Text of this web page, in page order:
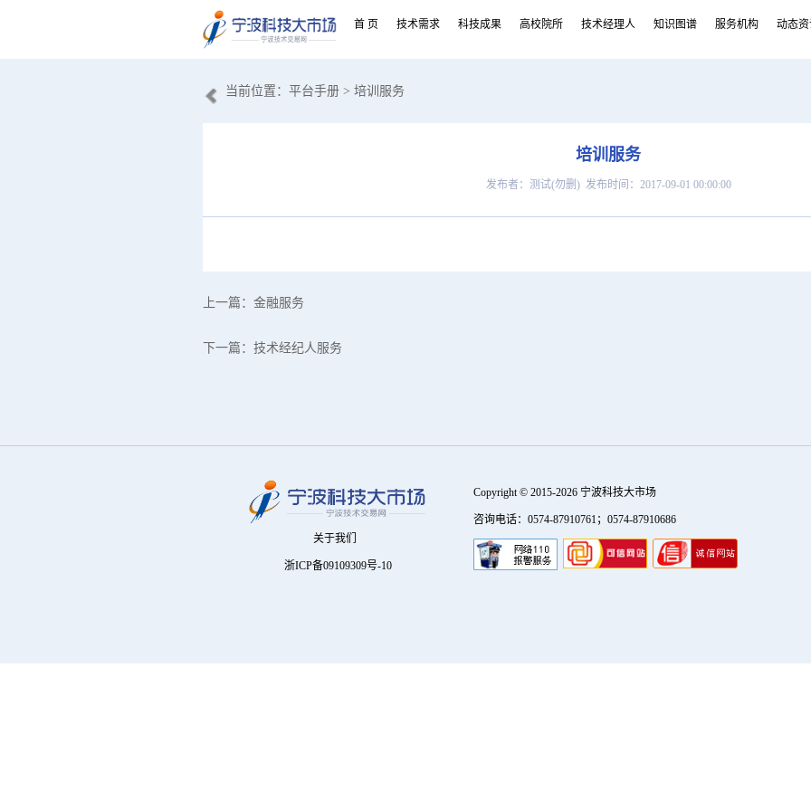
首 页 技术需求 科技成果 高校院所 技术经理人 知识图谱 服务机构 动态
当前位置： 平台手册 > 培训服务
培训服务
发布者：测试(勿删) 发布时间：2017-09-01 00:00:00
上一篇： 金融服务
下一篇： 技术经纪人服务
关于我们
浙ICP备09109309号-10
Copyright © 2015-2026 宁波科技大市场
咨询电话：0574-87910761；0574-87910686